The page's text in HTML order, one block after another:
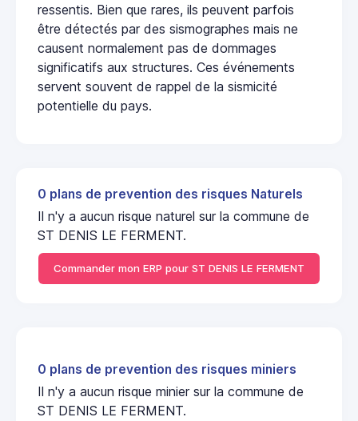
ressentis. Bien que rares, ils peuvent parfois
être détectés par des sismographes mais ne
causent normalement pas de dommages
significatifs aux structures. Ces événements
servent souvent de rappel de la sismicité
potentielle du pays.
0 plans de prevention des risques Naturels
Il n'y a aucun risque naturel sur la commune de
ST DENIS LE FERMENT.
Commander mon ERP pour ST DENIS LE FERMENT
0 plans de prevention des risques miniers
Il n'y a aucun risque minier sur la commune de
ST DENIS LE FERMENT.